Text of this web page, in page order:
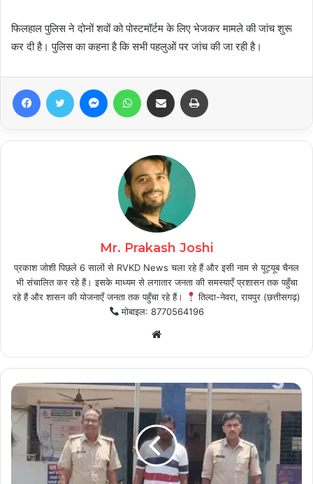
फिलहाल पुलिस ने दोनों शवों को पोस्टमॉर्टम के लिए भेजकर मामले की जांच शुरू
कर दी है। पुलिस का कहना है कि सभी पहलुओं पर जांच की जा रही है।
FacebookTwitter MessengerWhatsAppShare via Email
Mr. Prakash Joshi
प्रकाश जोशी पिछले 6 सालों से RVKD News चला रहे हैं और इसी नाम से यूट्यूब चैनल
भी संचालित कर रहे हैं। इसके माध्यम से लगातार जनता की समस्याएँ प्रशासन तक पहुँचा
रहे हैं और शासन की योजनाएँ जनता तक पहुँचा रहे हैं।
तिल्दा-नेवरा, रायपुर (छत्तीसगढ़)
मोबाइल: 8770564196
Website